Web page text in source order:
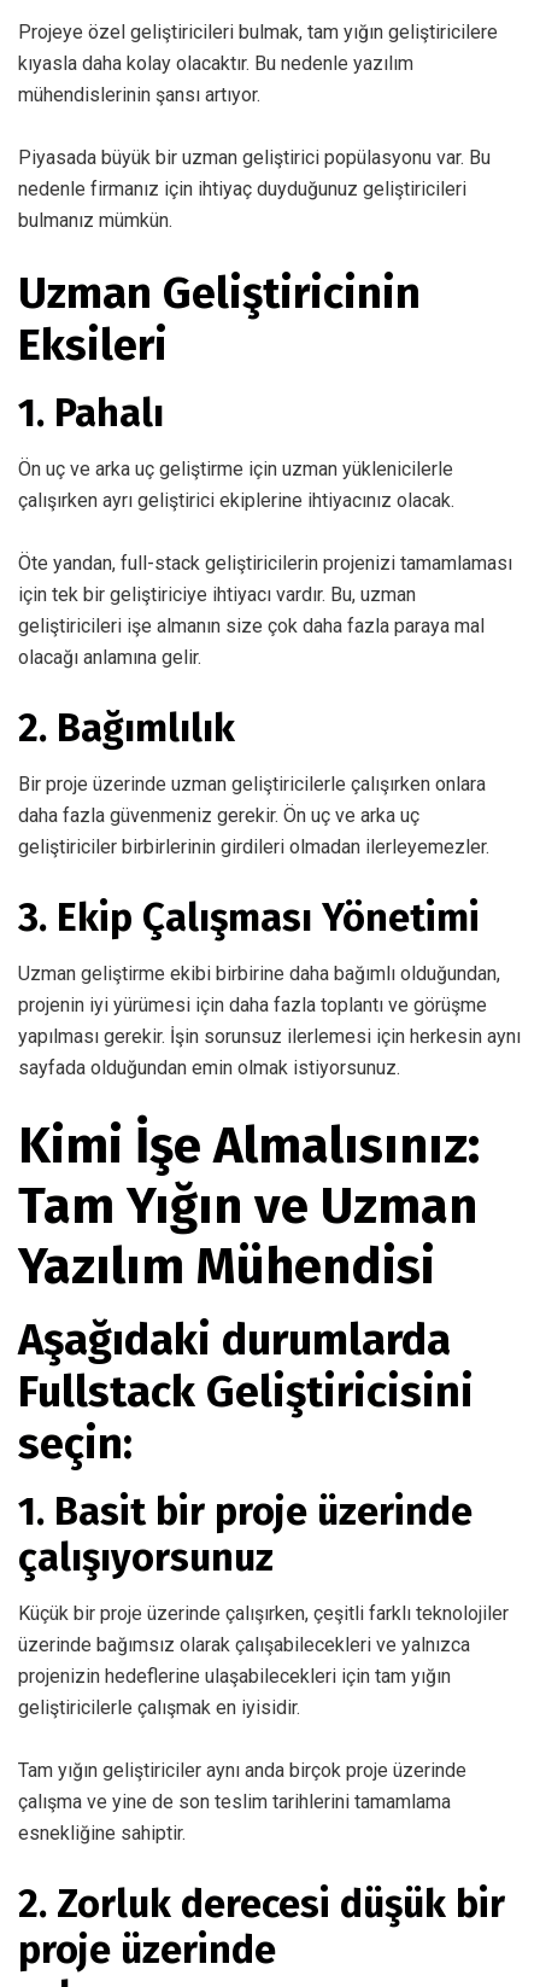
Projeye özel geliştiricileri bulmak, tam yığın geliştiricilere
kıyasla daha kolay olacaktır. Bu nedenle yazılım
mühendislerinin şansı artıyor.
Piyasada büyük bir uzman geliştirici popülasyonu var. Bu
nedenle firmanız için ihtiyaç duyduğunuz geliştiricileri
bulmanız mümkün.
Uzman Geliştiricinin
Eksileri
1. Pahalı
Ön uç ve arka uç geliştirme için uzman yüklenicilerle
çalışırken ayrı geliştirici ekiplerine ihtiyacınız olacak.
Öte yandan, full-stack geliştiricilerin projenizi tamamlaması
için tek bir geliştiriciye ihtiyacı vardır. Bu, uzman
geliştiricileri işe almanın size çok daha fazla paraya mal
olacağı anlamına gelir.
2. Bağımlılık
Bir proje üzerinde uzman geliştiricilerle çalışırken onlara
daha fazla güvenmeniz gerekir. Ön uç ve arka uç
geliştiriciler birbirlerinin girdileri olmadan ilerleyemezler.
3. Ekip Çalışması Yönetimi
Uzman geliştirme ekibi birbirine daha bağımlı olduğundan,
projenin iyi yürümesi için daha fazla toplantı ve görüşme
yapılması gerekir. İşin sorunsuz ilerlemesi için herkesin aynı
sayfada olduğundan emin olmak istiyorsunuz.
Kimi İşe Almalısınız:
Tam Yığın ve Uzman
Yazılım Mühendisi
Aşağıdaki durumlarda
Fullstack Geliştiricisini
seçin:
1. Basit bir proje üzerinde
çalışıyorsunuz
Küçük bir proje üzerinde çalışırken, çeşitli farklı teknolojiler
üzerinde bağımsız olarak çalışabilecekleri ve yalnızca
projenizin hedeflerine ulaşabilecekleri için tam yığın
geliştiricilerle çalışmak en iyisidir.
Tam yığın geliştiriciler aynı anda birçok proje üzerinde
çalışma ve yine de son teslim tarihlerini tamamlama
esnekliğine sahiptir.
2. Zorluk derecesi düşük bir
proje üzerinde